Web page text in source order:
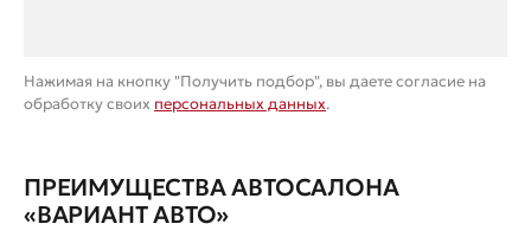
Нажимая на кнопку "Получить подбор", вы даете согласие на
обработку своих персональных данных.
ПРЕИМУЩЕСТВА АВТОСАЛОНА
«ВАРИАНТ АВТО»